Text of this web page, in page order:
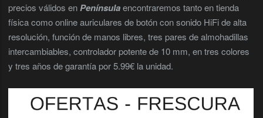
precios válidos enPenínsulaencontraremos tanto en tienda
física como online auriculares de botón con sonido HiFi de alta
resolución, función de manos libres, tres pares de almohadillas
intercambiables, controlador potente de 10 mm, en tres colores
y tres años de garantía por 5.99€ la unidad.